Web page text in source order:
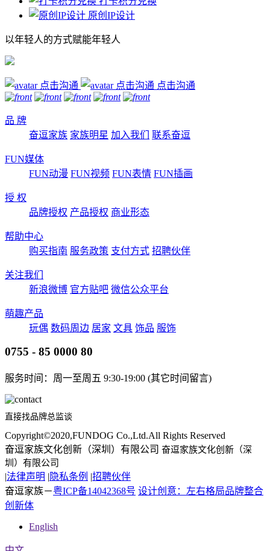
原创IP设计
以年轻人的方式赋能年轻人
点击沟通
品 牌
奋逗家族 家族明星 加入我们 联系奋逗
FUN媒体
FUN动漫 FUN视频 FUN表情 FUN插画
授 权
品牌授权 产品授权 商业形态
帮助中心
购买指南 服务政策 支付方式 招聘伙伴
关注我们
新浪微博 官方贴吧 微信公众平台
萌趣产品
玩偶 数码周边 居家 文具 饰品 服饰
0755 - 85 0000 80
服务时间：周一至周五 9:30-19:00 (其它时间留言)
直接找品牌总监谈
Copyright©2020,FUNDOG Co.,Ltd.All Rights Reserved
奋逗家族文化创新（深圳）有限公司 奋逗家族文化创新（深
圳）有限公司
|法律声明 | 隐私条例 |招聘伙伴
奋逗家族－粤ICP备14042368号 设计创意：左右格局品牌整合
创新体
English